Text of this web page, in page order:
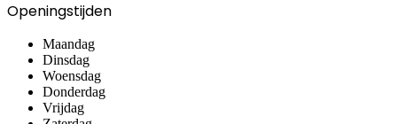
Openingstijden
Maandag
Dinsdag
Woensdag
Donderdag
Vrijdag